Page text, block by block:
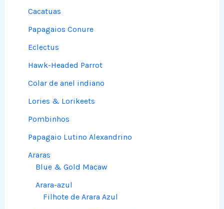
Cacatuas
Papagaios Conure
Eclectus
Hawk-Headed Parrot
Colar de anel indiano
Lories & Lorikeets
Pombinhos
Papagaio Lutino Alexandrino
Araras
Blue & Gold Macaw
Arara-azul
Filhote de Arara Azul